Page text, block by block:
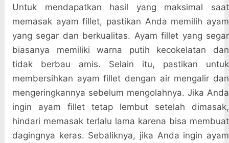
Untuk mendapatkan hasil yang maksimal saat
memasak ayam fillet, pastikan Anda memilih ayam
yang segar dan berkualitas. Ayam fillet yang segar
biasanya memiliki warna putih kecokelatan dan
tidak berbau amis. Selain itu, pastikan untuk
membersihkan ayam fillet dengan air mengalir dan
mengeringkannya sebelum mengolahnya. Jika Anda
ingin ayam fillet tetap lembut setelah dimasak,
hindari memasak terlalu lama karena bisa membuat
dagingnya keras. Sebaliknya, jika Anda ingin ayam